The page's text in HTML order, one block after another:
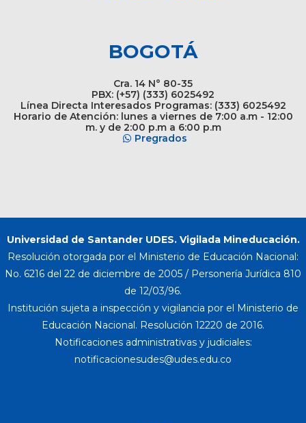
BOGOTÁ
Cra. 14 N° 80-35
PBX: (+57) (333) 6025492
Línea Directa Interesados Programas: (333) 6025492
Horario de Atención: lunes a viernes de 7:00 a.m - 12:00
m. y de 2:00 p.m a 6:00 p.m
Pregrados
Universidad de Santander UDES. Vigilada Mineducación.
Resolución otorgada por el Ministerio de Educación Nacional:
No. 6216 del 22 de diciembre de 2005 / Personería Jurídica 810
de 12/03/96.
Institución sujeta a inspección y vigilancia por el Ministerio de
Educación Nacional. Resolución 12220 de 2016.
Notificaciones administrativas y judiciales: